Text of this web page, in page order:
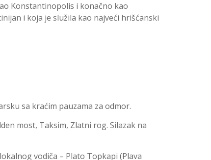
Konstantinopolis i konačno kao
i koja je služila kao najveći hrišćanski
sa kraćim pauzama za odmor.
most, Taksim, Zlatni rog. Silazak na
vodiča – Plato Topkapi (Plava